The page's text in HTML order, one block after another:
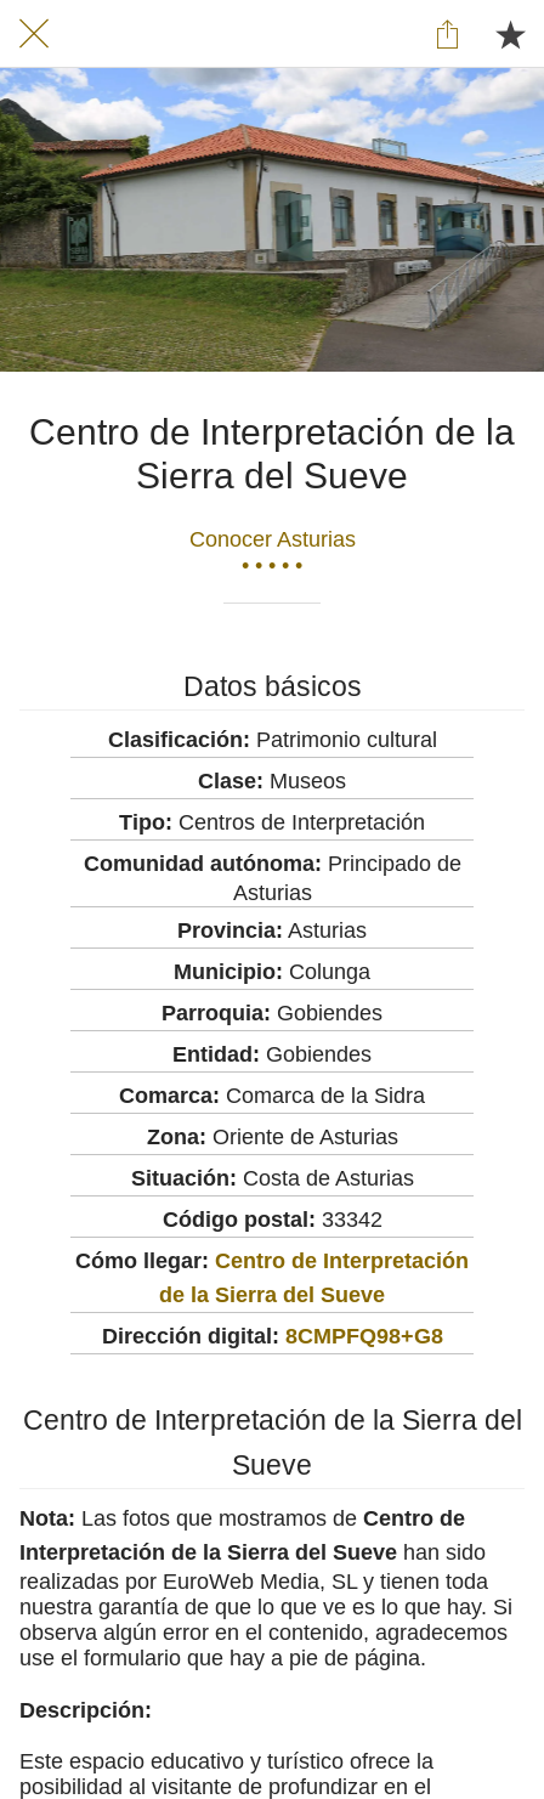
Centro de Interpretación de la
Sierra del Sueve
Conocer Asturias
• • • • •
Datos básicos
Clasificación: Patrimonio cultural
Clase: Museos
Tipo: Centros de Interpretación
Comunidad autónoma: Principado de
Asturias
Provincia: Asturias
Municipio: Colunga
Parroquia: Gobiendes
Entidad: Gobiendes
Comarca: Comarca de la Sidra
Zona: Oriente de Asturias
Situación: Costa de Asturias
Código postal: 33342
Cómo llegar: Centro de Interpretación
de la Sierra del Sueve
Dirección digital: 8CMPFQ98+G8
Centro de Interpretación de la Sierra del
Sueve
Nota: Las fotos que mostramos de Centro de
Interpretación de la Sierra del Sueve han sido
realizadas por EuroWeb Media, SL y tienen toda
nuestra garantía de que lo que ve es lo que hay. Si
observa algún error en el contenido, agradecemos
use el formulario que hay a pie de página.
Descripción:
Este espacio educativo y turístico ofrece la
posibilidad al visitante de profundizar en el